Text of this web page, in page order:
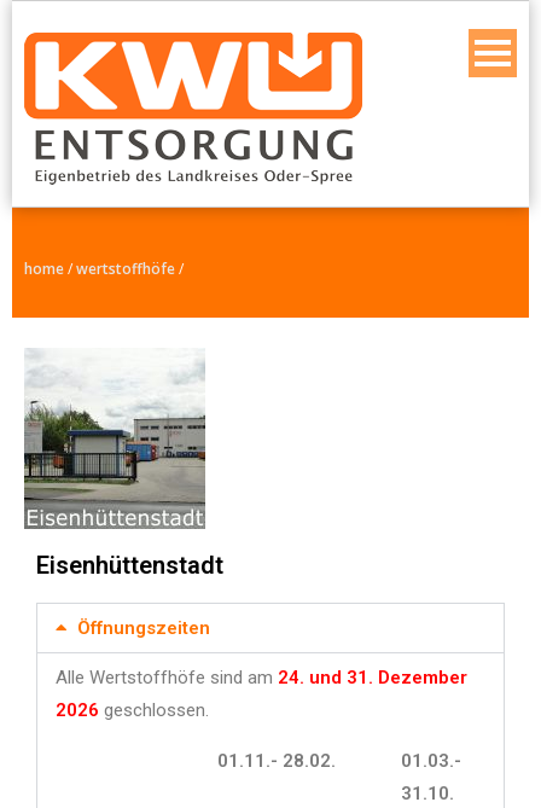
home/wertstoffhöfe/
Eisenhüttenstadt
Öffnungszeiten
Alle Wertstoffhöfe sind am 24. und 31. Dezember
2026 geschlossen.
01.11.- 28.02.
01.03.-
31.10.